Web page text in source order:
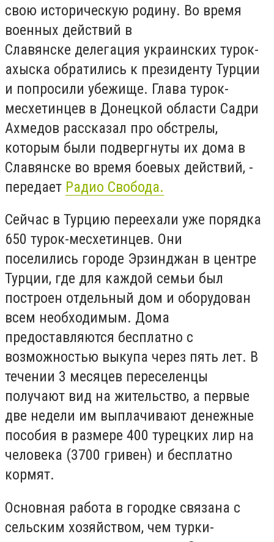
свою историческую родину. Во время
военных действий в
Славянске делегация украинских турок-
ахыска обратились к президенту Турции
и попросили убежище. Глава турок-
месхетинцев в Донецкой области Садри
Ахмедов рассказал про обстрелы,
которым были подвергнуты их дома в
Славянске во время боевых действий, -
передает Радио Свобода.
Сейчас в Турцию переехали уже порядка
650 турок-месхетинцев. Они
поселились городе Эрзинджан в центре
Турции, где для каждой семьи был
построен отдельный дом и оборудован
всем необходимым. Дома
предоставляются бесплатно с
возможностью выкупа через пять лет. В
течении 3 месяцев переселенцы
получают вид на жительство, а первые
две недели им выплачивают денежные
пособия в размере 400 турецких лир на
человека (3700 гривен) и бесплатно
кормят.
Основная работа в городке связана с
сельским хозяйством, чем турки-